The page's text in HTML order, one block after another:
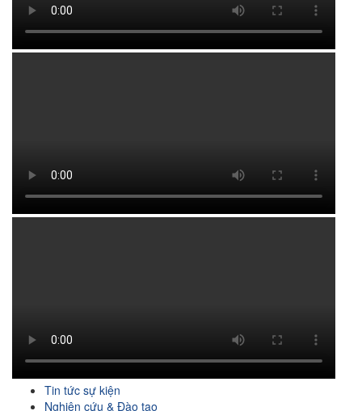
Tin tức sự kiện
Nghiên cứu & Đào tạo